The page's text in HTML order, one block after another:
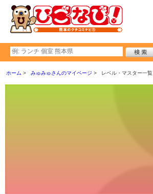
ホーム みゅみゅさんのマイページ レベル・マスター一覧